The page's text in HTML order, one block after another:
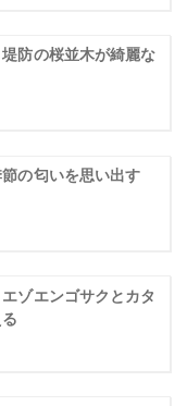
防の桜並木が綺麗な
の匂いを思い出す
ゾエンゴサクとカタ